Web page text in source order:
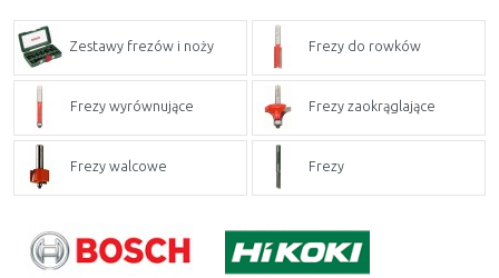
Zestawy frezów i noży Frezy do rowków
Frezy wyrównujące Frezy zaokrąglające
Frezy walcowe Frezy